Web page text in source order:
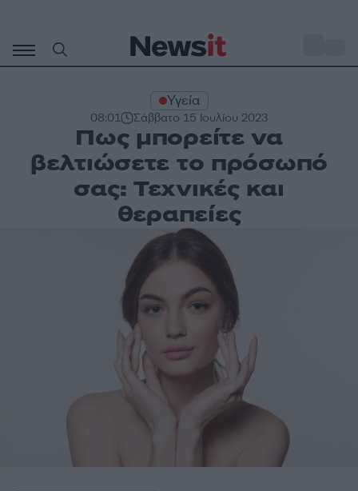
περιεχόμενο
Υγεία
08:01 Σάββατο 15 Ιουλίου 2023
Πως μπορείτε να
βελτιώσετε το πρόσωπό
σας: Τεχνικές και
θεραπείες